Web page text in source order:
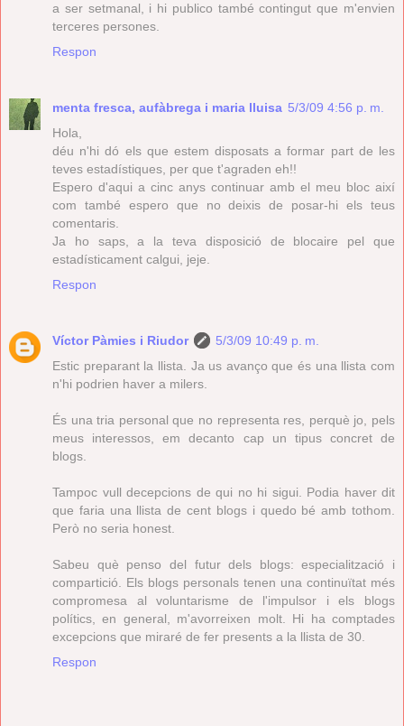
a ser setmanal, i hi publico també contingut que m'envien
terceres persones.
Respon
menta fresca, aufàbrega i maria lluisa 5/3/09 4:56 p. m.
Hola,
déu n'hi dó els que estem disposats a formar part de les
teves estadístiques, per que t'agraden eh!!
Espero d'aqui a cinc anys continuar amb el meu bloc així
com també espero que no deixis de posar-hi els teus
comentaris.
Ja ho saps, a la teva disposició de blocaire pel que
estadísticament calgui, jeje.
Respon
Víctor Pàmies i Riudor
5/3/09 10:49 p. m.
Estic preparant la llista. Ja us avanço que és una llista com
n'hi podrien haver a milers.
És una tria personal que no representa res, perquè jo, pels
meus interessos, em decanto cap un tipus concret de
blogs.
Tampoc vull decepcions de qui no hi sigui. Podia haver dit
que faria una llista de cent blogs i quedo bé amb tothom.
Però no seria honest.
Sabeu què penso del futur dels blogs: especialització i
compartició. Els blogs personals tenen una continuïtat més
compromesa al voluntarisme de l'impulsor i els blogs
polítics, en general, m'avorreixen molt. Hi ha comptades
excepcions que miraré de fer presents a la llista de 30.
Respon